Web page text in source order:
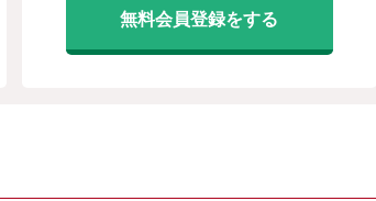
無料会員登録をする